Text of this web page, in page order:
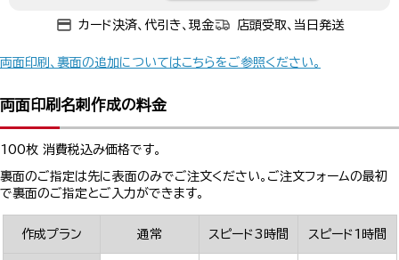
カード決済、代引き、現金 店頭受取、当日発送
両面印刷、裏面の追加についてはこちらをご参照ください。
両面印刷名刺作成の料金
100枚 消費税込み価格です。
裏面のご指定は先に表面のみでご注文ください。ご注文フォームの最初
で裏面のご指定とご入力ができます。
作成プラン 通常 スピード3時間 スピード1時間